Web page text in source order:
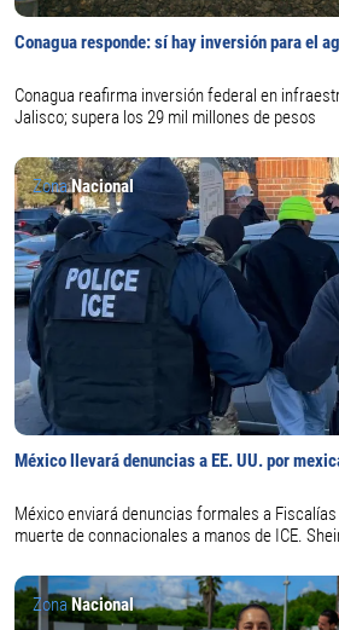
Conagua responde: sí hay inversión para el
Conagua reafirma inversión federal en
Jalisco; supera los 29 mil millones de pesos
ZonaNacional
México llevará denuncias a EE. UU. por
México enviará denuncias formales a
muerte de connacionales a manos de ICE.
ZonaNacional